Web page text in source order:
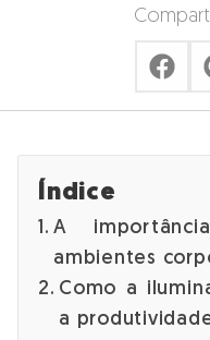
Índice
A
ambientes
Como a
a